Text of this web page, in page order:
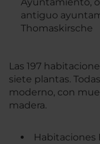
antiguo
Thomaskirsche
Las 197
siete plantas.
moderno, con
madera.
Habitaciones